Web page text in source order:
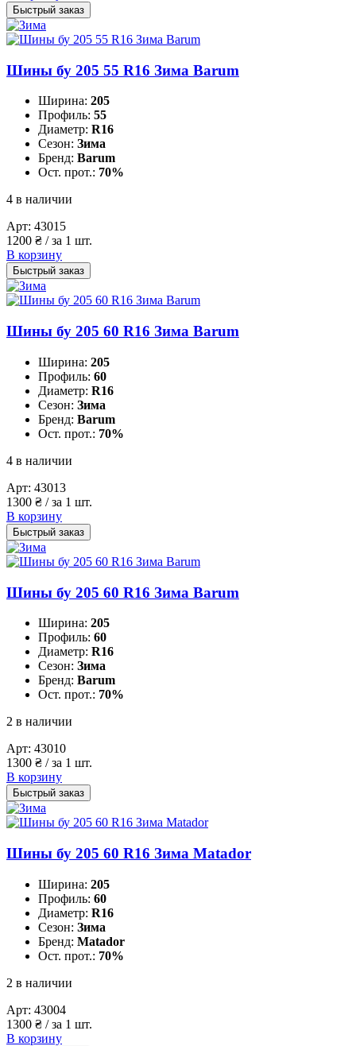
Быстрый заказ
Шины бу 205 55 R16 Зима Barum
Ширина: 205
Профиль: 55
Диаметр: R16
Сезон: Зима
Бренд: Barum
Ост. прот.: 70%
4 в наличии
Арт: 43015
1200 ₴ / за 1 шт.
В корзину
Быстрый заказ
Шины бу 205 60 R16 Зима Barum
Ширина: 205
Профиль: 60
Диаметр: R16
Сезон: Зима
Бренд: Barum
Ост. прот.: 70%
4 в наличии
Арт: 43013
1300 ₴ / за 1 шт.
В корзину
Быстрый заказ
Шины бу 205 60 R16 Зима Barum
Ширина: 205
Профиль: 60
Диаметр: R16
Сезон: Зима
Бренд: Barum
Ост. прот.: 70%
2 в наличии
Арт: 43010
1300 ₴ / за 1 шт.
В корзину
Быстрый заказ
Шины бу 205 60 R16 Зима Matador
Ширина: 205
Профиль: 60
Диаметр: R16
Сезон: Зима
Бренд: Matador
Ост. прот.: 70%
2 в наличии
Арт: 43004
1300 ₴ / за 1 шт.
В корзину